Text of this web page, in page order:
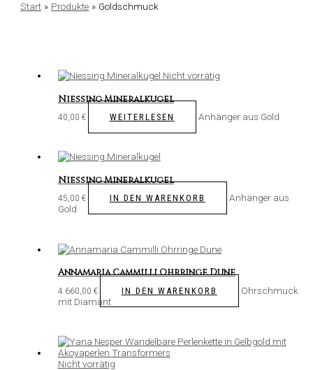
Start
Produkte Goldschmuck
Nicht vorrätig
Niessing Mineralkugel
40,00 € WEITERLESEN Anhänger aus Gold
Niessing Mineralkugel
45,00 € IN DEN WARENKORB
Anhänger aus
Gold
Annamaria Cammilli Ohrringe Dune
4.660,00 € IN DEN WARENKORB
Ohrschmuck
mit Diamant
Nicht vorrätig